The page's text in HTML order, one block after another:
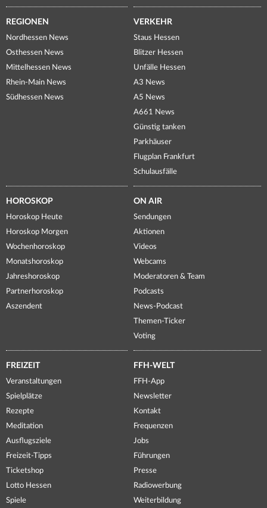
REGIONEN
Nordhessen News
Osthessen News
Mittelhessen News
Rhein-Main News
Südhessen News
VERKEHR
Staus Hessen
Blitzer Hessen
Unfälle Hessen
A3 News
A5 News
A661 News
Günstig tanken
Parkhäuser
Flugplan Frankfurt
Schulausfälle
HOROSKOP
Horoskop Heute
Horoskop Morgen
Wochenhoroskop
Monatshoroskop
Jahreshoroskop
Partnerhoroskop
Aszendent
ON AIR
Sendungen
Aktionen
Videos
Webcams
Moderatoren & Team
Podcasts
News-Podcast
Themen-Ticker
Voting
FREIZEIT
Veranstaltungen
Spielplätze
Rezepte
Meditation
Ausflugsziele
Freizeit-Tipps
Ticketshop
Lotto Hessen
Spiele
FFH-WELT
FFH-App
Newsletter
Kontakt
Frequenzen
Jobs
Führungen
Presse
Radiowerbung
Weiterbildung